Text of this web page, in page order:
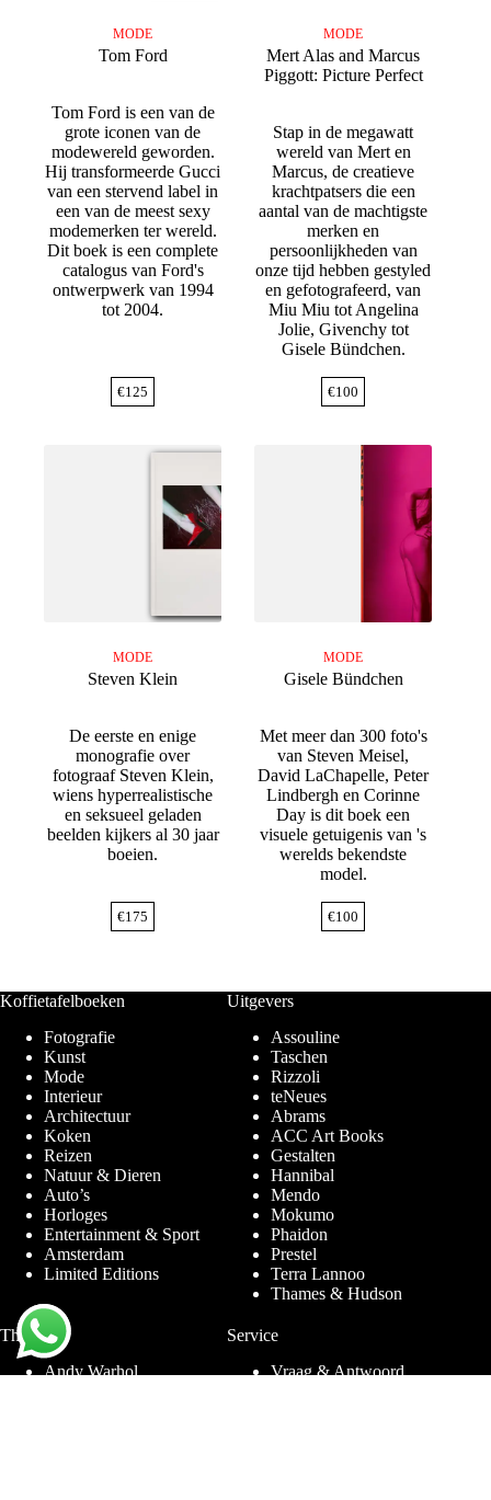
MODE
Tom Ford
Tom Ford is een van de
grote iconen van de
modewereld geworden.
Hij transformeerde Gucci
van een stervend label in
een van de meest sexy
modemerken ter wereld.
Dit boek is een complete
catalogus van Ford's
ontwerpwerk van 1994
tot 2004.
€125
MODE
Mert Alas and Marcus
Piggott: Picture Perfect
Stap in de megawatt
wereld van Mert en
Marcus, de creatieve
krachtpatsers die een
aantal van de machtigste
merken en
persoonlijkheden van
onze tijd hebben gestyled
en gefotografeerd, van
Miu Miu tot Angelina
Jolie, Givenchy tot
Gisele Bündchen.
€100
MODE
Steven Klein
De eerste en enige
monografie over
fotograaf Steven Klein,
wiens hyperrealistische
en seksueel geladen
beelden kijkers al 30 jaar
boeien.
€175
MODE
Gisele Bündchen
Met meer dan 300 foto's
van Steven Meisel,
David LaChapelle, Peter
Lindbergh en Corinne
Day is dit boek een
visuele getuigenis van 's
werelds bekendste
model.
€100
Koffietafelboeken
Fotografie
Kunst
Mode
Interieur
Architectuur
Koken
Reizen
Natuur & Dieren
Auto’s
Horloges
Entertainment & Sport
Amsterdam
Limited Editions
Uitgevers
Assouline
Taschen
Rizzoli
teNeues
Abrams
ACC Art Books
Gestalten
Hannibal
Mendo
Mokumo
Phaidon
Prestel
Terra Lannoo
Thames & Hudson
Thema’s
Andy Warhol
Service
Vraag & Antwoord